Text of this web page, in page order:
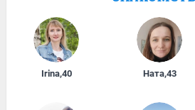
Irina,40 Ната,43